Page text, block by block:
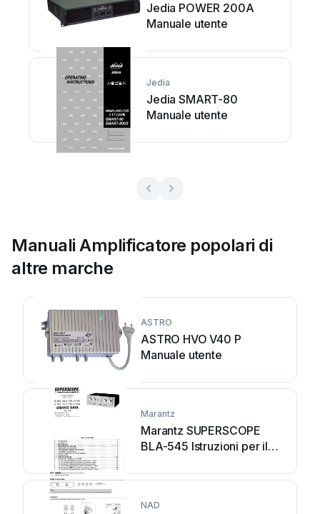
Jedia POWER 200A
Manuale utente
Jedia
Jedia SMART-80
Manuale utente
Manuali Amplificatore popolari di
altre marche
ASTRO
ASTRO HVO V40 P
Manuale utente
Marantz
Marantz SUPERSCOPE
BLA-545 Istruzioni per il
NAD